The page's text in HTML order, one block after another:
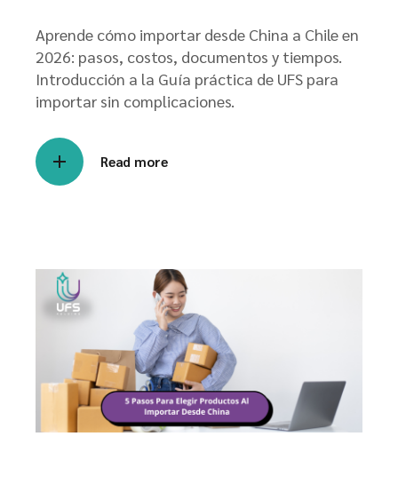
Aprende cómo importar desde China a Chile en
2026: pasos, costos, documentos y tiempos.
Introducción a la Guía práctica de UFS para
importar sin complicaciones.
Read more